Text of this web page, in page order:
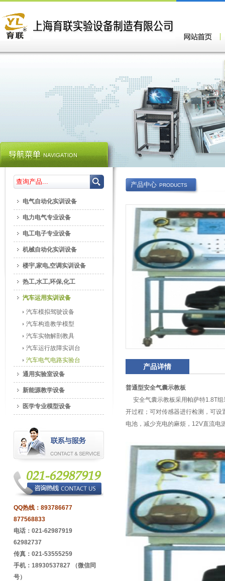
产品中心 PRODUCTS
产品详情
普通型安全气囊示教板
安全气囊示教板采用帕萨特1.8T组
开过程；可对传感器进行检测，可
电池，减少充电的麻烦，12V直流电
电气自动化实训设备
电力电气专业设备
电工电子专业设备
机械自动化实训设备
楼宇,家电,空调实训设备
热工,水工,环保,化工
汽车运用实训设备
汽车模拟驾驶设备
汽车构造教学模型
汽车实物解剖教具
汽车运行故障实训台
汽车电气电路实验台
通用实验室设备
新能源教学设备
医学专业模型设备
QQ热线： 893786677
877568833
电话：021-62987919
62982737
传真：021-53555259
手机：18930537827 （微信同
号）